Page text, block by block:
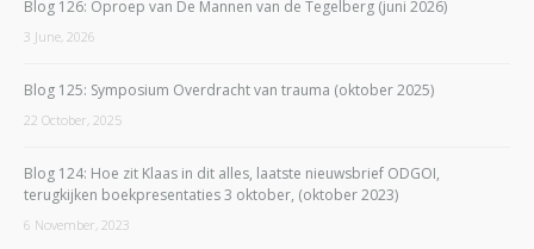
Blog 126: Oproep van De Mannen van de Tegelberg (juni 2026)
3 June, 2026
Blog 125: Symposium Overdracht van trauma (oktober 2025)
22 October, 2025
Blog 124: Hoe zit Klaas in dit alles, laatste nieuwsbrief ODGOI,
terugkijken boekpresentaties 3 oktober, (oktober 2023)
6 November, 2023